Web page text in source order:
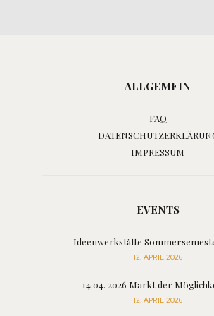
ALLGEMEIN
FAQ
IMPRESSUM
EVENTS
Ideenwerkstätte
12. APRIL 2026
14.04. 2026 Markt der
12. APRIL 2026